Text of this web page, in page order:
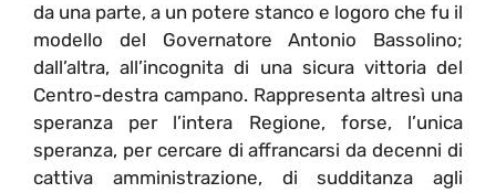
da una parte, a un potere stanco e logoro che fu il
modello del Governatore Antonio Bassolino;
dall’altra, all’incognita di una sicura vittoria del
Centro-destra campano. Rappresenta altresì una
speranza per l’intera Regione, forse, l’unica
speranza, per cercare di affrancarsi da decenni di
cattiva amministrazione, di sudditanza agli